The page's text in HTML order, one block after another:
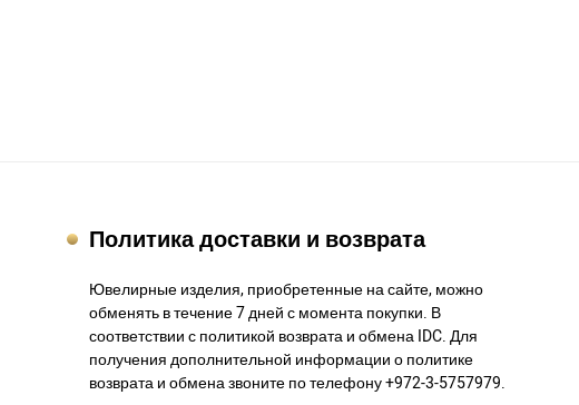
Политика доставки и возврата
Ювелирные изделия, приобретенные на сайте, можно
обменять в течение 7 дней с момента покупки. В
соответствии с политикой возврата и обмена IDC. Для
получения дополнительной информации о политике
возврата и обмена звоните по телефону +972-3-5757979.